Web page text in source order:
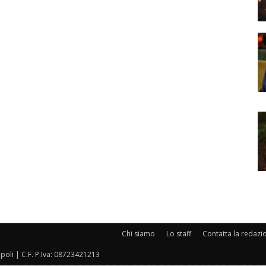
Chi siamo Lo staff Contatta la
| C.F. P.Iva: 08723421213